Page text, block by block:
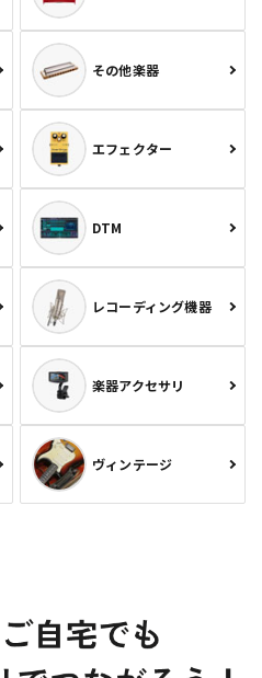
その他楽器
エフェクター
DTM
レコーディング機器
楽器アクセサリ
ヴィンテージ